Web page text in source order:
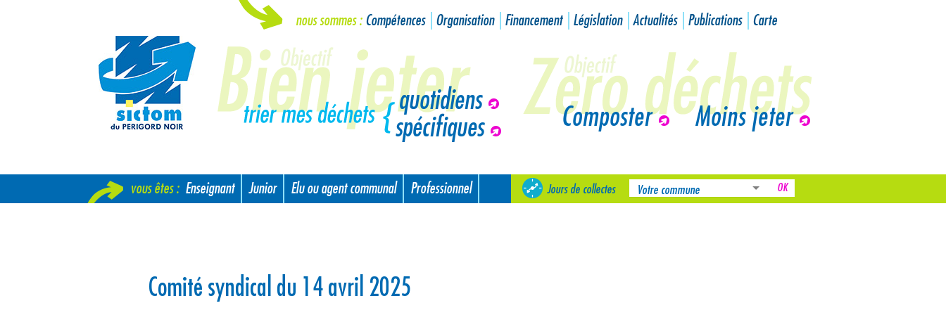
nous sommes : Compétences Organisation Financement Législation Actualités Publications Carte
quotidiens
spécifiques
Composter Moins jeter
vous êtes : Enseignant Junior Elu ou agent communal
Professionnel
Jours de collectes
Comité syndical du 14 avril 2025